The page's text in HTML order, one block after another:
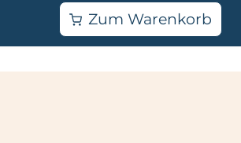
Zum Warenkorb